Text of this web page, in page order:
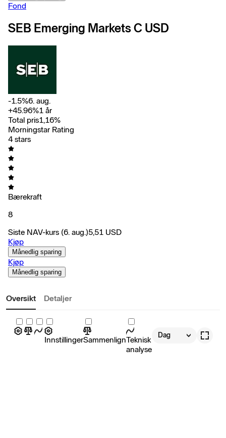
Fond
SEB Emerging Markets C USD
-1.5%6. aug.
+45.96%1 år
Total pris1,16%
Morningstar Rating
4 stars
Bærekraft
8
Siste NAV-kurs (6. aug.)5,51 USD
Kjøp
Månedlig sparing
Kjøp
Månedlig sparing
Oversikt Detaljer
InnstillingerSammenlignTeknisk
analyse
Dag